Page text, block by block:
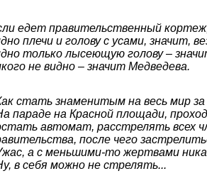
едет правительственный
плечи и голову с усами, значит,
только лысеющую голову –
не видно – значит Медведева.
стать знаменитым на весь мир за
параде на Красной площади,
автомат, расстрелять всех
после чего
а с меньшими-то жертвами
в себя можно не стрелять...